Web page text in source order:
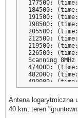
177500:
184500:
191500:
198500:
205500:
212500:
219500:
226500:
Scanning
474000:
482000:
490000:
498000:
506000:
514000:
522000:
Antena logarytmiczna
40 km, teren